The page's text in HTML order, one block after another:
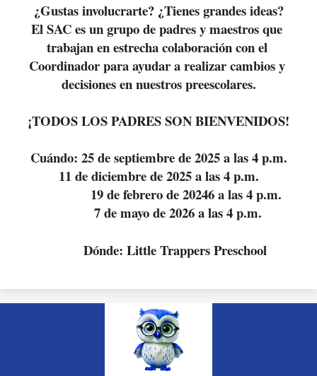
¿Gustas involucrarte? ¿Tienes grandes ideas?
El SAC es un grupo de padres y maestros que
trabajan en estrecha colaboración con el
Coordinador para ayudar a realizar cambios y
decisiones en nuestros preescolares.
¡TODOS LOS PADRES SON BIENVENIDOS!
Cuándo: 25 de septiembre de 2025 a las 4 p.m.
11 de diciembre de 2025 a las 4 p.m.
19 de febrero de 20246 a las 4 p.m.
7 de mayo de 2026 a las 4 p.m.
Dónde: Little Trappers Preschool